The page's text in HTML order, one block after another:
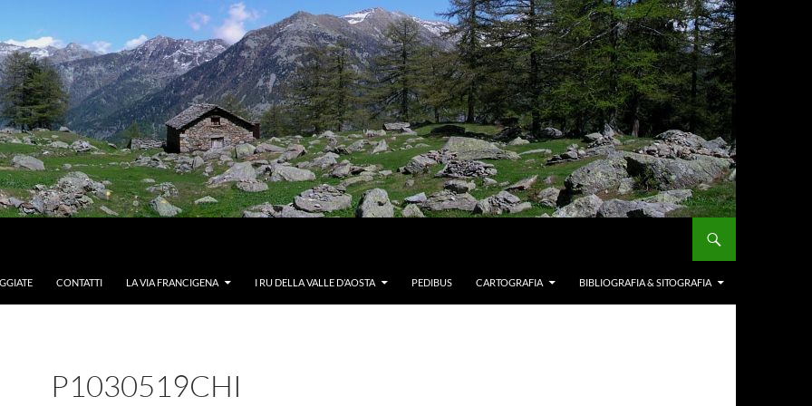
CONTATTI LA VIA FRANCIGENA I RU DELLA VALLE D’AOSTA PEDIBUS CARTOGRAFIA BIBLIOGRAFIA & SITOGRAFIA
P1030519CHI